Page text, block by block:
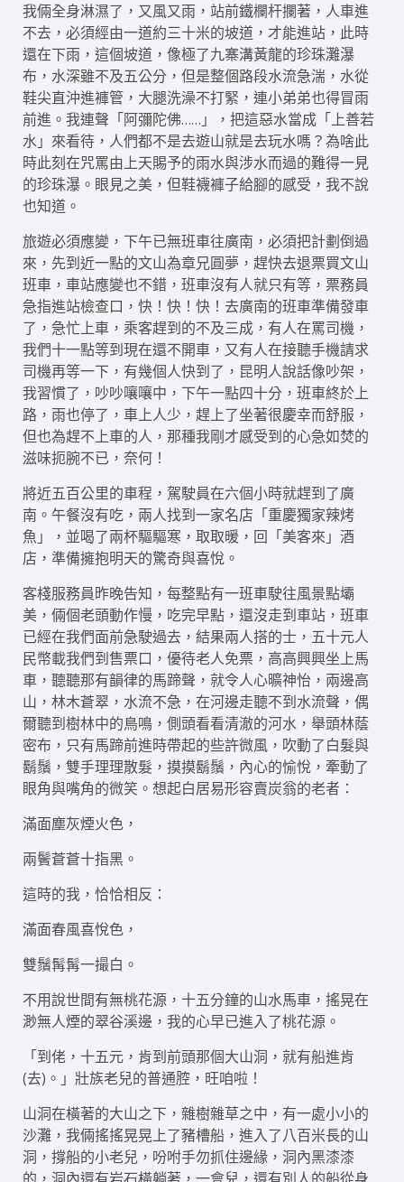
我倆全身淋濕了，又風又雨，站前鐵欄杆攔著，人車進
不去，必須經由一道約三十米的坡道，才能進站，此時
還在下雨，這個坡道，像極了九寨溝黃龍的珍珠灘瀑
布，水深雖不及五公分，但是整個路段水流急湍，水從
鞋尖直沖進褲管，大腿洗澡不打緊，連小弟弟也得冒雨
前進。我連聲「阿彌陀佛……」，把這惡水當成「上善若
水」來看待，人們都不是去遊山就是去玩水嗎？為啥此
時此刻在咒罵由上天賜予的雨水與涉水而過的難得一見
的珍珠瀑。眼見之美，但鞋襪褲子給腳的感受，我不說
也知道。
旅遊必須應變，下午已無班車往廣南，必須把計劃倒過
來，先到近一點的文山為章兄圓夢，趕快去退票買文山
班車，車站應變也不錯，班車沒有人就只有等，票務員
急指進站檢查口，快！快！快！去廣南的班車準備發車
了，急忙上車，乘客趕到的不及三成，有人在罵司機，
我們十一點等到現在還不開車，又有人在接聽手機請求
司機再等一下，有幾個人快到了，昆明人說話像吵架，
我習慣了，吵吵嚷嚷中，下午一點四十分，班車終於上
路，雨也停了，車上人少，趕上了坐著很慶幸而舒服，
但也為趕不上車的人，那種我剛才感受到的心急如焚的
滋味扼腕不已，奈何！
將近五百公里的車程，駕駛員在六個小時就趕到了廣
南。午餐沒有吃，兩人找到一家名店「重慶獨家辣烤
魚」，並喝了兩杯驅驅寒，取取暖，回「美客來」酒
店，準備擁抱明天的驚奇與喜悅。
客棧服務員昨晚告知，每整點有一班車駛往風景點壩
美，倆個老頭動作慢，吃完早點，還沒走到車站，班車
已經在我們面前急駛過去，結果兩人搭的士，五十元人
民幣載我們到售票口，優待老人免票，高高興興坐上馬
車，聽聽那有韻律的馬蹄聲，就令人心曠神怡，兩邊高
山，林木蒼翠，水流不急，在河邊走聽不到水流聲，偶
爾聽到樹林中的鳥鳴，側頭看看清澈的河水，舉頭林蔭
密布，只有馬蹄前進時帶起的些許微風，吹動了白髮與
鬍鬚，雙手理理散髮，摸摸鬍鬚，內心的愉悅，牽動了
眼角與嘴角的微笑。想起白居易形容賣炭翁的老者：
滿面塵灰煙火色，
兩鬢蒼蒼十指黑。
這時的我，恰恰相反：
滿面春風喜悅色，
雙鬚髯髯一撮白。
不用說世間有無桃花源，十五分鐘的山水馬車，搖晃在
渺無人煙的翠谷溪邊，我的心早已進入了桃花源。
「到佬，十五元，肯到前頭那個大山洞，就有船進肯
(去)。」壯族老兒的普通腔，旺咱啦！
山洞在橫著的大山之下，雜樹雜草之中，有一處小小的
沙灘，我倆搖搖晃晃上了豬槽船，進入了八百米長的山
洞，撐船的小老兒，吩咐手勿抓住邊緣，洞內黑漆漆